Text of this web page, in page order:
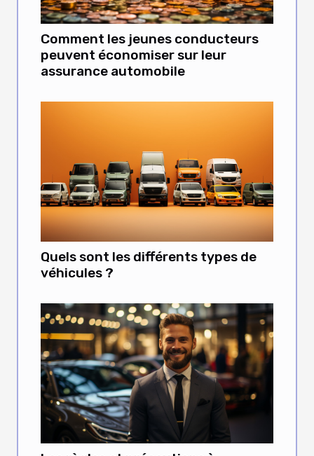
Comment les jeunes conducteurs
peuvent économiser sur leur
assurance automobile
Quels sont les différents types de
véhicules ?